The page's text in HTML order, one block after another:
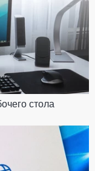
стола